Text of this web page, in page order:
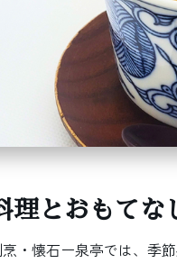
理とおもてな
・懐石ー泉亭では、季